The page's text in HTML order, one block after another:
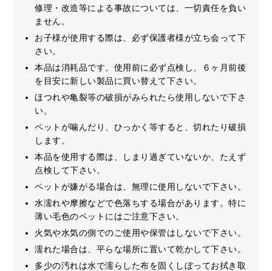
修理・改造等による事故については、一切責任を負い
ません。
お子様が使用する際は、必ず保護者様が立ち会って下
さい。
本品は消耗品です。使用前に必ず点検し、６ヶ月前後
を目安に新しい製品に買い替えて下さい。
ほつれや亀裂等の破損がみられたら使用しないで下さ
い。
ペットが噛んだり、ひっかく等すると、切れたり破損
します。
本品を使用する際は、しまり過ぎていないか、たえず
点検して下さい。
ペットが嫌がる場合は、無理に使用しないで下さい。
水濡れや摩擦などで色落ちする場合があります。特に
薄い毛色のペットにはご注意下さい。
火気や水気の側でのご使用や保管はしないで下さい。
濡れた場合は、平らな場所に置いて乾かして下さい。
多少の汚れは水で濡らした布を固くしぼってお拭き取